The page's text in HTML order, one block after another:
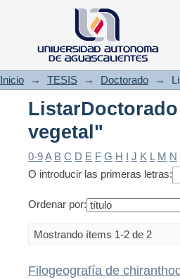
Inicio → TESIS → Doctorado →
vegetal"
0-9A B C D E F G H I J K L M N
O introducir las primeras letras:
Ordenar por:
Mostrando ítems 1-2 de 2
Filogeografía de